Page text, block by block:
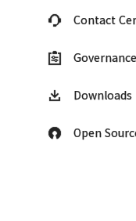
Contact
Downloads
Open